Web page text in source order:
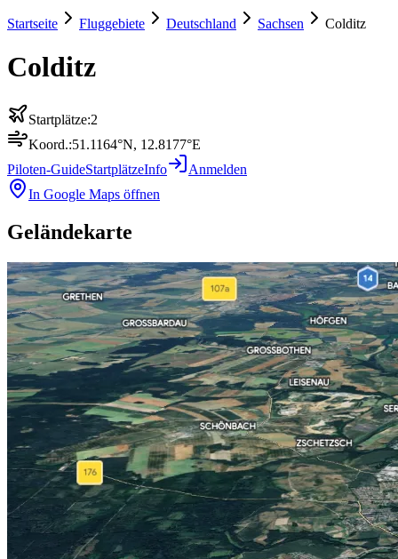
Startseite Fluggebiete Deutschland Sachsen Colditz
Colditz
Startplätze:2
Koord.:51.1164°N, 12.8177°E
Piloten-GuideStartplätzeInfo
Anmelden
In Google Maps öffnen
Geländekarte